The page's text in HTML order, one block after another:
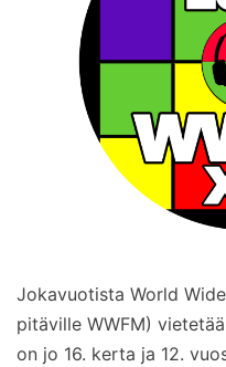
Jokavuotista World
pitäville WWFM)
on jo 16. kerta ja 12.